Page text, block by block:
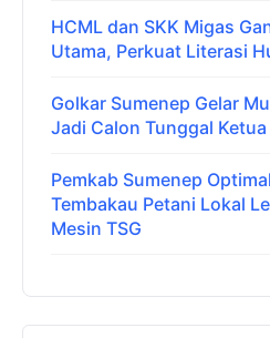
HCML dan SKK Migas
Utama, Perkuat Literasi
Golkar Sumenep Gelar
Jadi Calon Tunggal Ketua
Pemkab Sumenep
Tembakau Petani Lokal
Mesin TSG